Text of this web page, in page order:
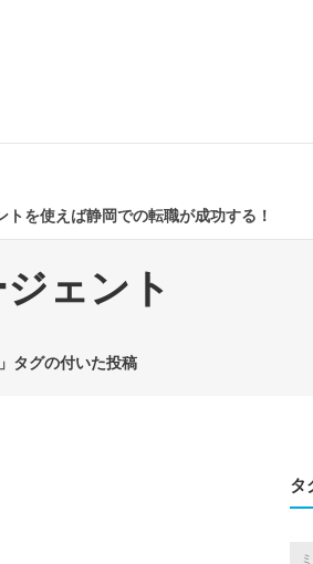
トを使えば静岡での転職が成功する！
ェント
タグの付いた投稿
タ